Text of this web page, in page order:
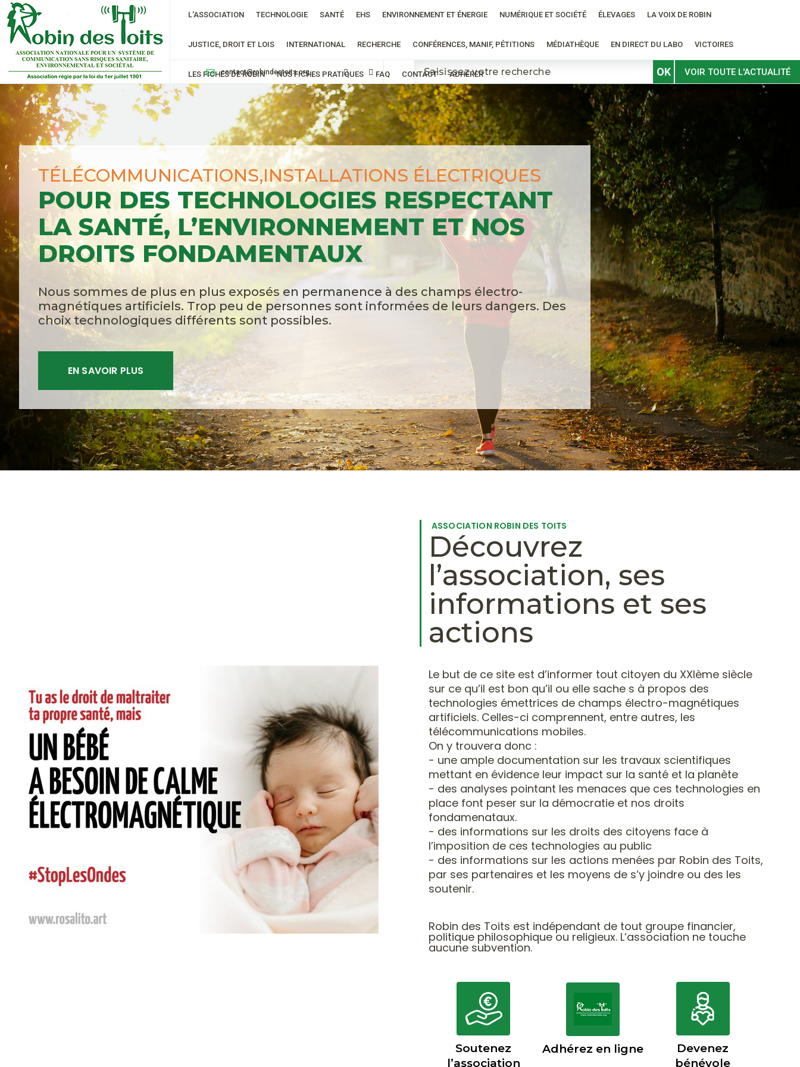
TÉLÉCOMMUNICATIONS,INSTALLATIONS ÉLECTRIQUES
POUR DES TECHNOLOGIES RESPECTANT
LA SANTÉ, L’ENVIRONNEMENT ET NOS
DROITS FONDAMENTAUX
Nous sommes de plus en plus exposés en permanence à des champs électro-
magnétiques artificiels. Trop peu de personnes sont informées de leurs dangers. Des
choix technologiques différents sont possibles.
EN SAVOIR PLUS
L'ASSOCIATION TECHNOLOGIE SANTÉ EHS ENVIRONNEMENT ET ÉNERGIE NUMÉRIQUE ET SOCIÉTÉ ÉLEVAGES LA VOIX DE ROBIN
JUSTICE, DROIT ET LOIS INTERNATIONAL RECHERCHE CONFÉRENCES, MANIF, PÉTITIONS MÉDIATHÈQUE EN DIRECT DU LABO VICTOIRES
LES FICHES DE ROBIN NOS FICHES PRATIQUES FAQ CONTACT ADHÉRER
contact@robindestoits.org OK VOIR TOUTE L'ACTUALITÉ
ASSOCIATION ROBIN DES TOITS
Découvrez
l’association, ses
informations et ses
actions
Le but de ce site est d’informer tout citoyen du XXIème siècle
sur ce qu’il est bon qu’il ou elle sache s à propos des
technologies émettrices de champs électro-magnétiques
artificiels. Celles-ci comprennent, entre autres, les
télécommunications mobiles.
On y trouvera donc :
- une ample documentation sur les travaux scientifiques
mettant en évidence leur impact sur la santé et la planète
- des analyses pointant les menaces que ces technologies en
place font peser sur la démocratie et nos droits
fondamenataux.
- des informations sur les droits des citoyens face à
l’imposition de ces technologies au public
- des informations sur les actions menées par Robin des Toits,
par ses partenaires et les moyens de s’y joindre ou des les
soutenir.
Robin des Toits est indépendant de tout groupe financier,
politique philosophique ou religieux. L’association ne touche
aucune subvention.
Soutenez
l’association
Adhérez en ligne
Devenez
bénévole